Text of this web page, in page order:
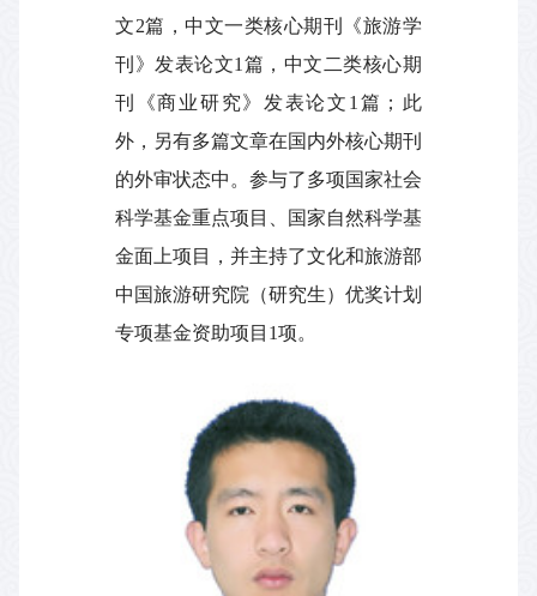
文2篇，中文一类核心期刊《旅游学
刊》发表论文1篇，中文二类核心期
刊《商业研究》发表论文 1篇；此
外，另有多篇文章在国内外核心期刊
的外审状态中。参与了多项国家社会
科学基金重点项目、国家自然科学基
金面上项目，并主持了文化和旅游部
中国旅游研究院（研究生）优奖计划
专项基金资助项目 1项。